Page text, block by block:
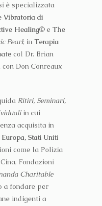
è specializzata
Vibratoria di
Healing© e The
Pearl; in Terapia
col Dr. Brian
con Don Conreaux
Ritiri, Seminari,
in cui
acquisita in
Stati Uniti
come la Polizia
Fondazioni
Charitable
a fondare per
indigenti a